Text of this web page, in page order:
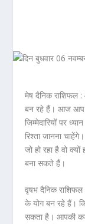
मेष दैनिक राशिफल :
बन रहे हैं। आज आप
जिम्मेदारियों पर
रिश्ता जानना
जो हो रहा है वो
बना सकते हैं।
वृषभ दैनिक
के योग बन रहे हैं।
सकता है। आपकी